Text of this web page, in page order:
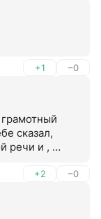
+1 –0
сказал,
речи и ,
+2 –0